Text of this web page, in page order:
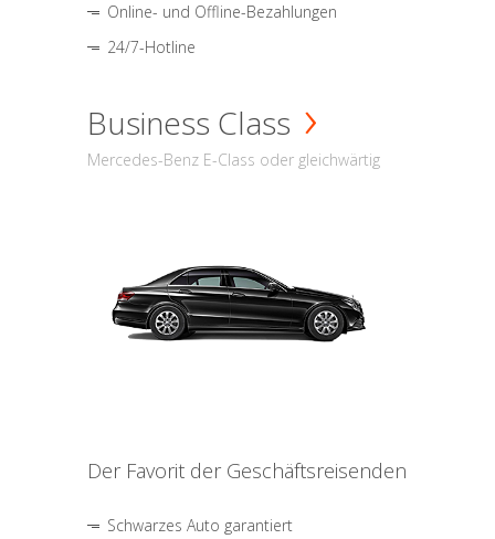
Online- und Offline-Bezahlungen
24/7-Hotline
Business Class
Mercedes-Benz E-Class oder gleichwärtig
Der Favorit der Geschäftsreisenden
Schwarzes Auto garantiert